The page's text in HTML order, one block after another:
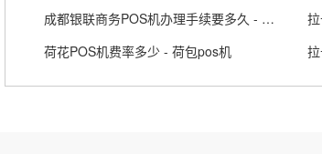
成都银联商务POS机办理手续要多久 - 银联商务pos申请条件
荷花POS机费率多少 - 荷包pos机